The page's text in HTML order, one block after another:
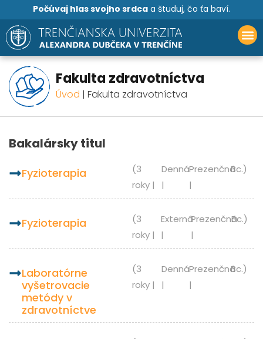
Počúvaj hlas svojho srdca a študuj, čo ťa baví.
Fakulta zdravotníctva
Úvod | Fakulta zdravotníctva
Bakalársky titul
fyzioterapia
(3
roky |
Denná
|
Prezenčná
|
Bc.)
fyzioterapia
(3
roky |
Externá
|
Prezenčná
|
Bc.)
laboratórne
vyšetrovacie
metódy v
zdravotníctve
(3
roky |
Denná
|
Prezenčná
|
Bc.)